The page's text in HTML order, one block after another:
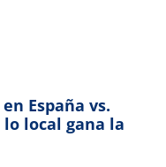
España vs.
local gana la